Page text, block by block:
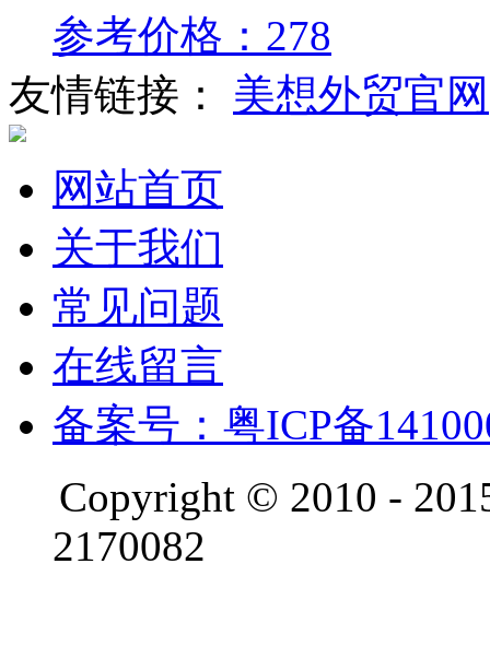
参考价格：278
友情链接： 美想外贸官网
网站首页
关于我们
常见问题
在线留言
备案号：粤ICP备
Copyright © 2010 -
2170082